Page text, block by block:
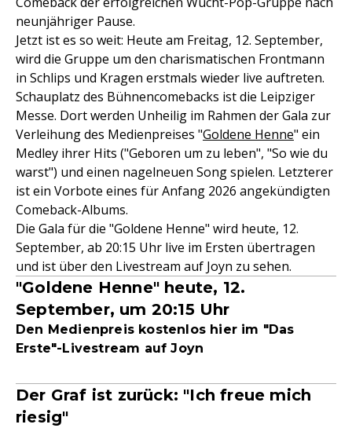
neunjähriger Pause.
Jetzt ist es so weit: Heute am Freitag, 12. September,
wird die Gruppe um den charismatischen Frontmann
in Schlips und Kragen erstmals wieder live auftreten.
Schauplatz des Bühnencomebacks ist die Leipziger
Messe. Dort werden Unheilig im Rahmen der Gala zur
Verleihung des Medienpreises "Goldene Henne" ein
Medley ihrer Hits ("Geboren um zu leben", "So wie du
warst") und einen nagelneuen Song spielen. Letzterer
ist ein Vorbote eines für Anfang 2026 angekündigten
Comeback-Albums.
Die Gala für die "Goldene Henne" wird heute, 12.
September, ab 20:15 Uhr live im Ersten übertragen
und ist über den Livestream auf Joyn zu sehen.
"Goldene Henne" heute, 12.
September, um 20:15 Uhr
Den Medienpreis kostenlos hier im "Das
Erste"-Livestream auf Joyn
Der Graf ist zurück: "Ich freue mich
riesig"